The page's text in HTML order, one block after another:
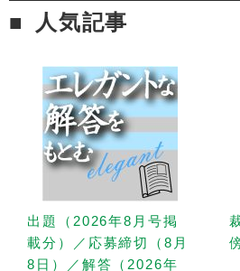
人気記事
出題（2026年8月号掲
載分）／応募締切（8月
8日）／解答（2026年